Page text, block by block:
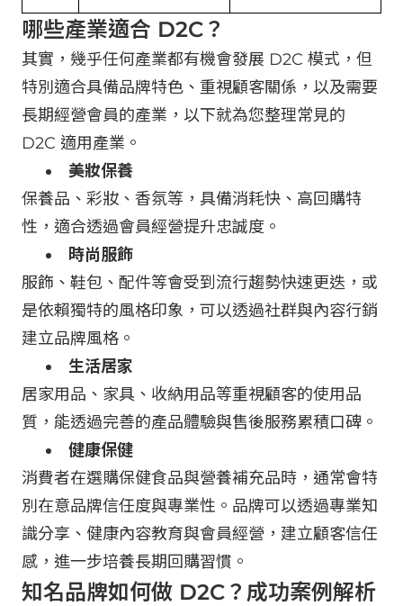
哪些產業適合 D2C？
其實，幾乎任何產業都有機會發展 D2C 模式，但
特別適合具備品牌特色、重視顧客關係，以及需要
長期經營會員的產業，以下就為您整理常見的
D2C 適用產業。
美妝保養
保養品、彩妝、香氛等，具備消耗快、高回購特
性，適合透過會員經營提升忠誠度。
時尚服飾
服飾、鞋包、配件等會受到流行趨勢快速更迭，或
是依賴獨特的風格印象，可以透過社群與內容行銷
建立品牌風格。
生活居家
居家用品、家具、收納用品等重視顧客的使用品
質，能透過完善的產品體驗與售後服務累積口碑。
健康保健
消費者在選購保健食品與營養補充品時，通常會特
別在意品牌信任度與專業性。品牌可以透過專業知
識分享、健康內容教育與會員經營，建立顧客信任
感，進一步培養長期回購習慣。
知名品牌如何做 D2C？成功案例解析